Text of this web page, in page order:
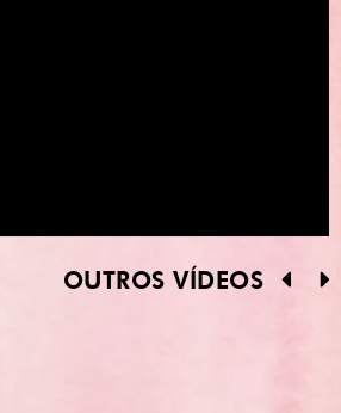
OUTROS VÍDEOS